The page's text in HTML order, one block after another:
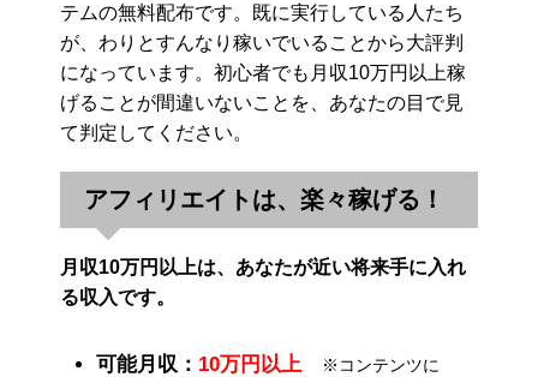
テムの無料配布です。既に実行している人たち
が、わりとすんなり稼いでいることから大評判
になっています。初心者でも月収10万円以上稼
げることが間違いないことを、あなたの目で見
て判定してください。
アフィリエイトは、楽々稼げる！
月収10万円以上は、あなたが近い将来手に入れ
る収入です。
可能月収： 10万円以上
※コンテンツに